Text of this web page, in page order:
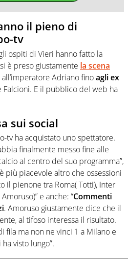
il pieno di
tv
ospiti di Vieri hanno fatto la
è preso giustamente la scena
all’imperatore Adriano finoagli ex
Falcioni. E il pubblico del web ha
sui social
tv ha acquistato uno spettatore.
finalmente messo fine alle
al centro del suo programma”,
più piacevole altro che ossessioni
il pienone tra Roma( Totti), Inter
e anche: “Commenti
. Amoruso giustamente dice che il
al tifoso interessa il risultato.
fila ma non ne vinci 1 a Milano e
visto lungo”.